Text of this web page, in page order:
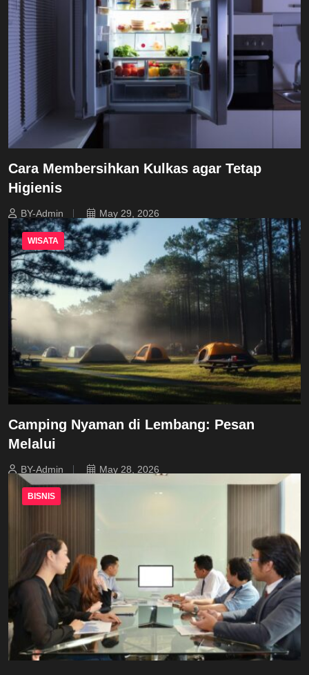
Cara Membersihkan Kulkas agar Tetap
Higienis
BY-Admin May 29, 2026
WISATA
Camping Nyaman di Lembang: Pesan
Melalui
BY-Admin May 28, 2026
BISNIS